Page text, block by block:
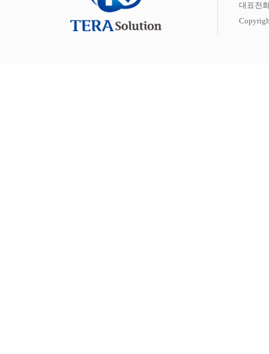
대표전